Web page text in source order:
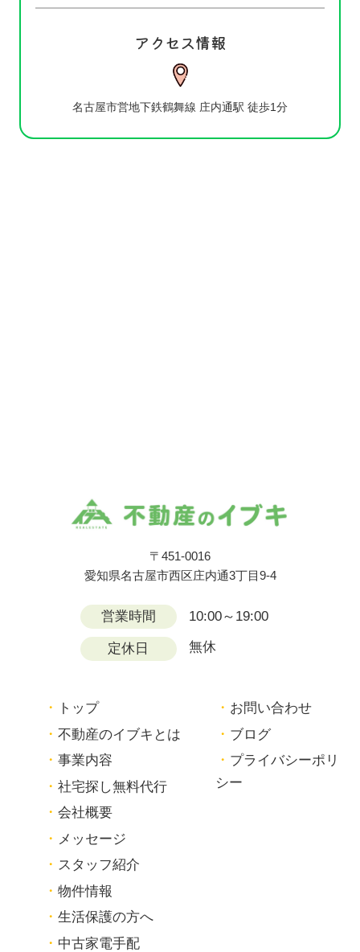
アクセス情報
名古屋市営地下鉄鶴舞線 庄内通駅 徒歩1分
〒451-0016
愛知県名古屋市西区庄内通3丁目9-4
営業時間 10:00～19:00
定休日 無休
トップ
不動産のイブキとは
事業内容
社宅探し無料代行
会社概要
メッセージ
スタッフ紹介
物件情報
生活保護の方へ
中古家電手配
お問い合わせ
ブログ
プライバシーポリ
シー